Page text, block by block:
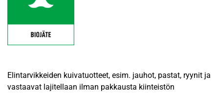
Elintarvikkeiden kuivatuotteet, esim. jauhot, pastat, ryynit ja
vastaavat lajitellaan ilman pakkausta kiinteistön